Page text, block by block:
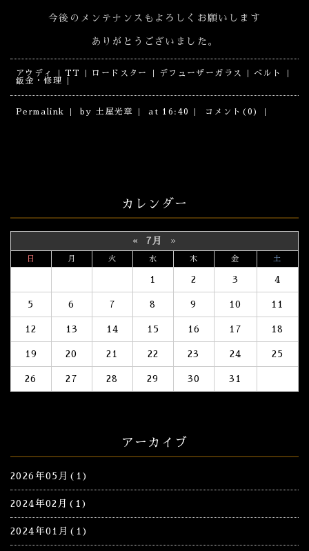
今後のメンテナンスもよろしくお願いします
ありがとうございました。
アウディ TT ロードスター デフューザーガラス
ベルト
鈑金・修理
Permalink by 土屋光章 at 16:40 コメント(0)
カレンダー
« 7月 »
日 月 火 水 木 金 土
1 2 3 4
5 6 7 8 9 10 11
12 13 14 15 16 17 18
19 20 21 22 23 24 25
26 27 28 29 30 31
アーカイブ
2026年05月(1)
2024年02月(1)
2024年01月(1)